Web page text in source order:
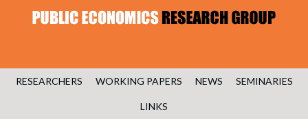
RESEARCHERS WORKING PAPERS NEWS SEMINARIES
LINKS